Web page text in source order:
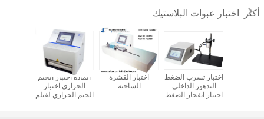
أكثر اختبار عبوات البلاستيك
المادة اختبار الختم
الحراري اختبار
الختم الحراري لفيلم
اختبار القشرة
الساخنة
اختبار تسرب الضغط
التدهور الداخلي
اختبار انفجار الضغط